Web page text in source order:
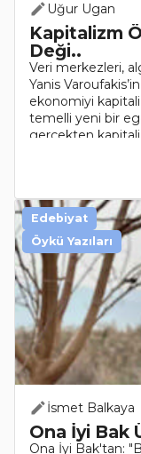
Uğur Ugan
Kapitalizm
Deği..
Veri merkezleri,
Yanis
ekonomiyi
temelli yeni bir
gerçekten
İsmet Balkaya
Ona İyi Bak
Ona İyi Bak'tan:
Edebiyat
Öykü Yazıları